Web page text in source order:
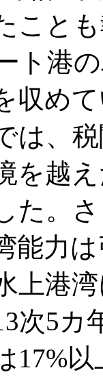
こと
ト港
収め
は、
を越
た。
能力
上港
次5
17%